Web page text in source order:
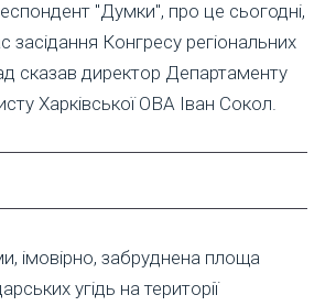
"Думки", про це сьогодні,
засідання Конгресу регіональних
сказав директор Департаменту
Харківської ОВА Іван Сокол.
імовірно, забруднена площа
угідь на території